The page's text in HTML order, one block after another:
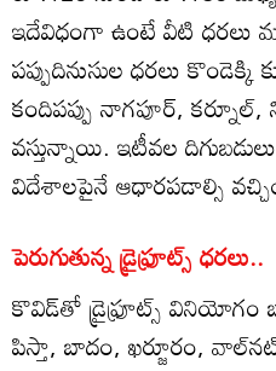
ఇదేవిధంగా ఉంటే వీటి ధరలు
పప్పుదినుసుల ధరలు కొండెక్కి
కందిపప్పు నాగపూర్‌,
వస్తున్నాయి. ఇటీవల
విదేశాలపైనే ఆధారపడాల్సి
పెరుగుతున్న డ్రైఫ్రూట్స్‌ ధరలు..
కొవిడ్‌తో డ్రైఫ్రూట్స్‌
పిస్తా, బాదం, ఖర్జూరం,